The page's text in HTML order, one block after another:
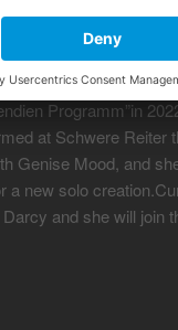
klein at Bayerische
Gdanski festival
danza Teatro “
Programm”in
at Schwere
Genise Mood, and
a new solo
and she will join